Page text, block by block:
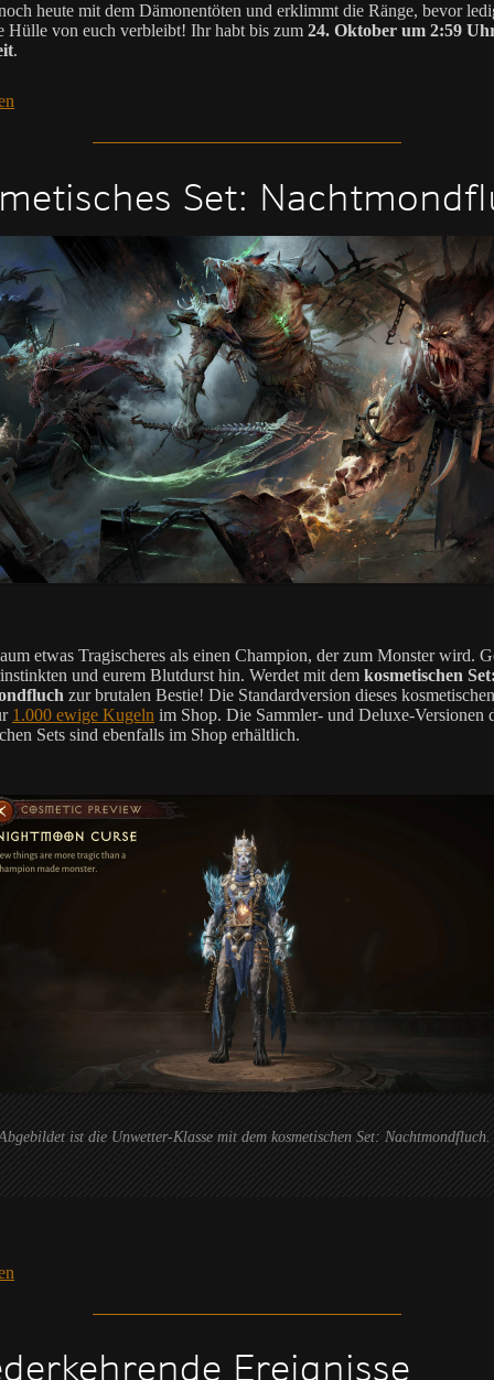
heute mit dem Dämonentöten und erklimmt die Ränge, bevor
Hülle von euch verbleibt! Ihr habt bis zum 24. Oktober um 2:59
.
Set:
etwas Tragischeres als einen Champion, der zum Monster wird.
und eurem Blutdurst hin. Werdet mit dem kosmetischen
zur brutalen Bestie! Die Standardversion dieses
1.000 ewige Kugeln im Shop. Die Sammler- und Deluxe-Versionen
Sets sind ebenfalls im Shop erhältlich.
ist die Unwetter-Klasse mit dem kosmetischen Set: Nachtmondfluch.
Ereignisse